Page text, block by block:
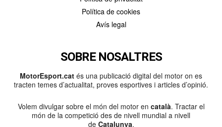
Política de cookies
Avís legal
SOBRE NOSALTRES
MotorEsport.cat és una publicació digital del motor on es
tracten temes d’actualitat, proves esportives i articles d’opinió.
Volem divulgar sobre el món del motor en català. Tractar el
món de la competició des de nivell mundial a nivell
de Catalunya.